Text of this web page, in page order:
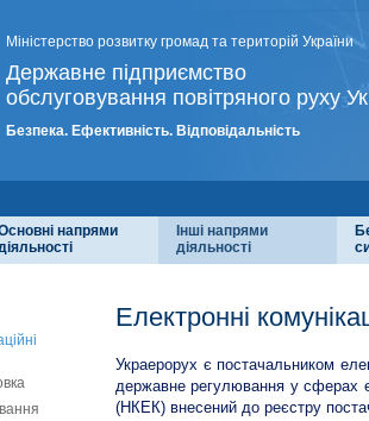
Міністерство розвитку громад та територій України
Державне підприємство
обслуговування повітряного руху
Безпека. Ефективність. Відповідальність
напрями
Інші напрями
діяльності
Електронні
Украерорух є постачальником
державне регулювання у сферах
(НКЕК) внесений до реєстру